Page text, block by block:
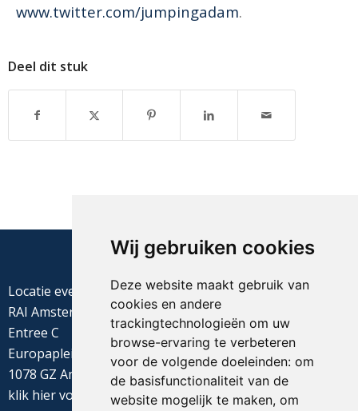
Wij gebruiken cookies
Deze website maakt gebruik van
cookies en andere
trackingtechnologieën om uw
browse-ervaring te verbeteren
voor de volgende doeleinden: om
de basisfunctionaliteit van de
website mogelijk te maken, om
www.twitter.com/jumpingadam.
Deel dit stuk
Locatie evenement
RAI Amsterdam
Entree C
Europaplein 22
1078 GZ Amsterdam
klik hiervoor de routebeschrijving